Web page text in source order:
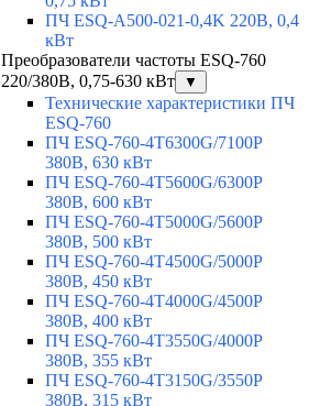
ПЧ ESQ-A500-021-0,4K 220В, 0,4
кВт
Преобразователи частоты ESQ-760
220/380В, 0,75-630 кВт
▼
Технические характеристики ПЧ
ESQ-760
ПЧ ESQ-760-4T6300G/7100P
380В, 630 кВт
ПЧ ESQ-760-4T5600G/6300P
380В, 600 кВт
ПЧ ESQ-760-4T5000G/5600P
380В, 500 кВт
ПЧ ESQ-760-4T4500G/5000P
380В, 450 кВт
ПЧ ESQ-760-4T4000G/4500P
380В, 400 кВт
ПЧ ESQ-760-4T3550G/4000P
380В, 355 кВт
ПЧ ESQ-760-4T3150G/3550P
380В, 315 кВт